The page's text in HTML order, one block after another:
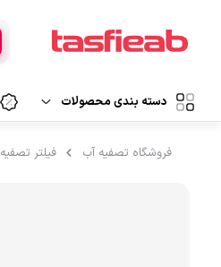
دسته بندی محصولات
دستگاه تصفیه آب
فروشگاه تصفیه آب فیلتر تصفیه